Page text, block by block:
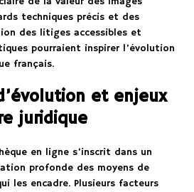
techniques précis et des
des litiges accessibles et
pourraient inspirer l’évolution
français.
et enjeux
juridique
en ligne s’inscrit dans un
profonde des moyens de
les encadre. Plusieurs facteurs